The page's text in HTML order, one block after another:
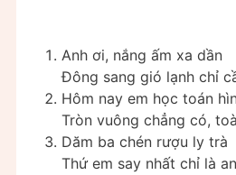
Anh ơi, nắng ấm xa dần
Đông sang gió lạnh chỉ
Hôm nay em học toán
Tròn vuông chẳng có,
Dăm ba chén rượu ly trà
Thứ em say nhất chỉ là